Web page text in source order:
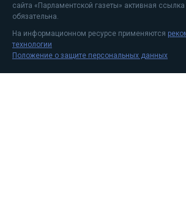
сайта «Парламентской газеты» активная ссылка
обязательна.
На информационном ресурсе применяются
технологии
Положение о защите персональных данных